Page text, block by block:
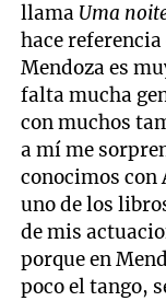
llama Uma
hace
Mendoza es
falta mucha
con muchos
a mí me
conocimos con
uno de los
de mis
porque en
poco el tango,